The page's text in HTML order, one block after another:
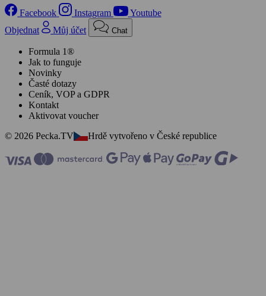
Facebook Instagram
Youtube
Objednat
Můj účet Chat
Formula 1®
Jak to funguje
Novinky
Časté dotazy
Ceník, VOP a GDPR
Kontakt
Aktivovat voucher
© 2026 Pecka.TV
Hrdě vytvořeno v České republice